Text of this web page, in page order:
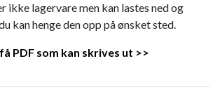
ikke lagervare men kan lastes ned og
kan henge den opp på ønsket sted.
PDF som kan skrives ut >>